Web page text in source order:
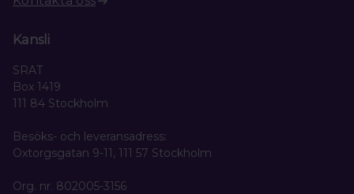
Kansli
SRAT
Box 1419
111 84 Stockholm
Besöks- och leveransadress:
Oxtorgsgatan 9-11, 111 57 Stockholm
Org. nr. 802005-3156